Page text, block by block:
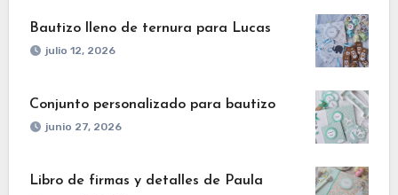
Bautizo lleno de ternura para Lucas
julio 12, 2026
Conjunto personalizado para bautizo
junio 27, 2026
Libro de firmas y detalles de Paula